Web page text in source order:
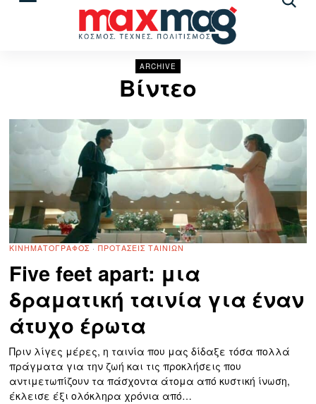
ARCHIVE
Βίντεο
ΚΙΝΗΜΑΤΟΓΡΆΦΟΣ · ΠΡΟΤΆΣΕΙΣ ΤΑΙΝΙΏΝ
Five feet apart: μια
δραματική ταινία για έναν
άτυχο έρωτα
Πριν λίγες μέρες, η ταινία που μας δίδαξε τόσα πολλά
πράγματα για την ζωή και τις προκλήσεις που
αντιμετωπίζουν τα πάσχοντα άτομα από κυστική ίνωση,
έκλεισε έξι ολόκληρα χρόνια από…